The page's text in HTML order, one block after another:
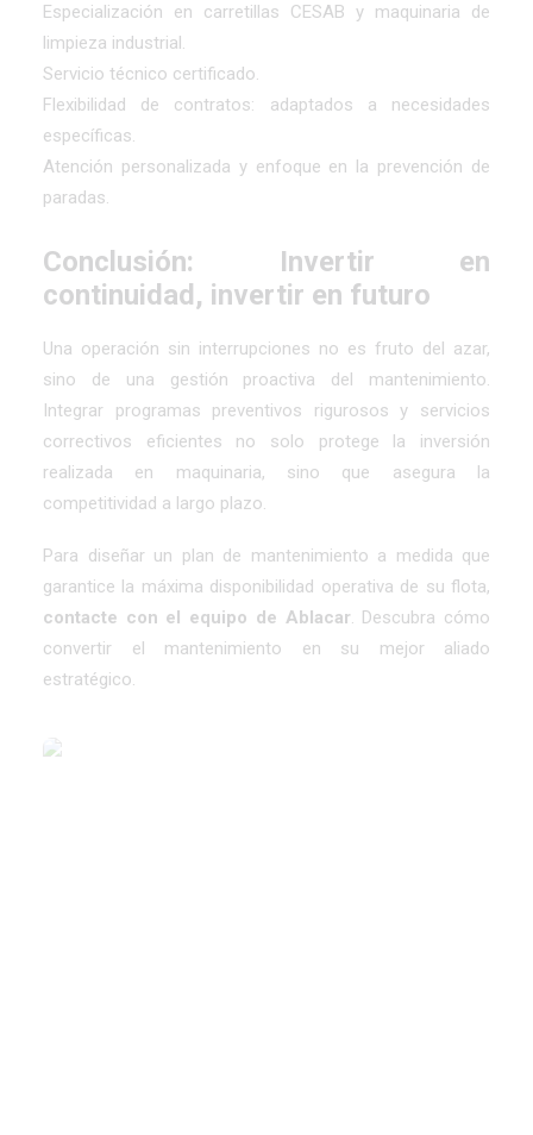
Especialización en carretillas CESAB y maquinaria de
limpieza industrial.
Servicio técnico certificado.
Flexibilidad de contratos: adaptados a necesidades
específicas.
Atención personalizada y enfoque en la prevención de
paradas.
Conclusión: Invertir en
continuidad, invertir en futuro
Una operación sin interrupciones no es fruto del azar,
sino de una gestión proactiva del mantenimiento.
Integrar programas preventivos rigurosos y servicios
correctivos eficientes no solo protege la inversión
realizada en maquinaria, sino que asegura la
competitividad a largo plazo.
Para diseñar un plan de mantenimiento a medida que
garantice la máxima disponibilidad operativa de su flota,
contacte con el equipo de Ablacar. Descubra cómo
convertir el mantenimiento en su mejor aliado
estratégico.